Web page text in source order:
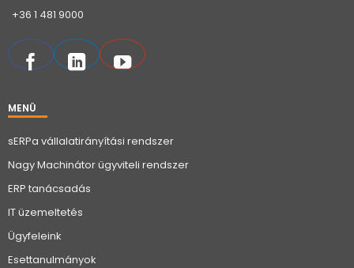
+36 1 481 9000
MENÜ
sERPa vállalatirányítási rendszer
Nagy Machinátor ügyviteli rendszer
ERP tanácsadás
IT üzemeltetés
Ügyfeleink
Esettanulmányok